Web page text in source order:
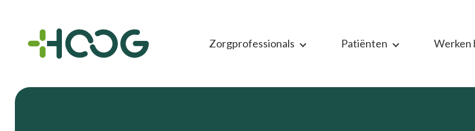
Zorgprofessionals Patiënten Werken